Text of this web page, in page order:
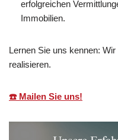
erfolgreichen
Immobilien.
Lernen Sie uns kennen:
realisieren.
☎️ Mailen Sie uns!